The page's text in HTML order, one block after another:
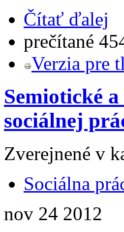
Čítať ďalej
prečítané
Verzia pre
Semiotické
sociálnej
Zverejnené v
Sociálna
nov 24 2012